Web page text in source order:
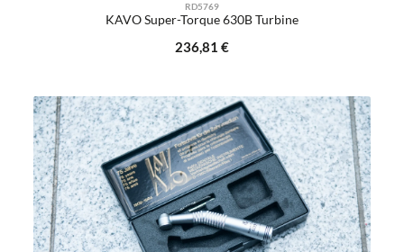
RD5769
KAVO Super-Torque 630B Turbine
Regulärer Preis:
236,81 €